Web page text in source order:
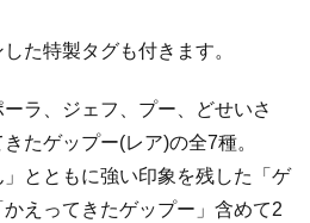
た特製タグも付きます。
ラ、ジェフ、プー、どせいさ
たゲップー(レア)の全7種。
とともに強い印象を残した「ゲ
えってきたゲップー」含めて2